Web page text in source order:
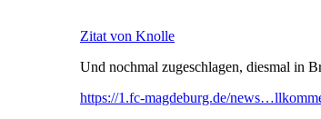
Zitat von Knolle
Und nochmal zugeschlagen, diesmal in
https://1.fc-magdeburg.de/